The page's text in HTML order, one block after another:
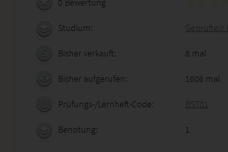
Studium: Geprüfte/r
Bisher verkauft: 8 mal
Bisher aufgerufen: 1606 mal
Prüfungs-/Lernheft-Code: BST01
Benotung: 1